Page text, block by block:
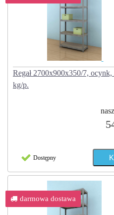
Regał 2700x900x350/7, ocynk,
kg/p.
Dostępny
darmowa dostawa